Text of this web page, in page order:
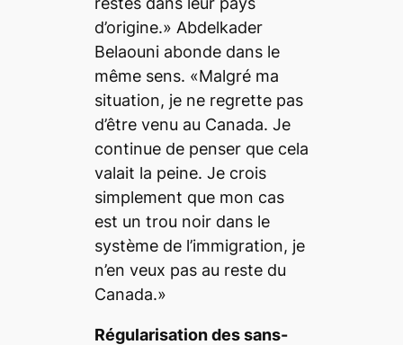
d’origine.» Abdelkader
Belaouni abonde dans le
même sens. «Malgré ma
situation, je ne regrette pas
d’être venu au Canada. Je
continue de penser que cela
valait la peine. Je crois
simplement que mon cas
est un trou noir dans le
système de l’immigration, je
n’en veux pas au reste du
Canada.»
Régularisation des sans-